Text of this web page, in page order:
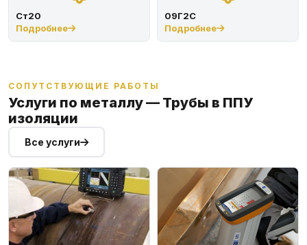
Ст20
Подробнее
09Г2С
Подробнее
СОПУТСТВУЮЩИЕ РАБОТЫ
Услуги по металлу — Трубы в ППУ
изоляции
Все услуги